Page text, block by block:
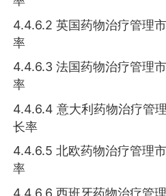
4.4.6.2 英国药物治疗管理
率
4.4.6.3 法国药物治疗管理
率
4.4.6.4 意大利药物治疗管
长率
4.4.6.5 北欧药物治疗管理
率
4.4.6.6 西班牙药物治疗管